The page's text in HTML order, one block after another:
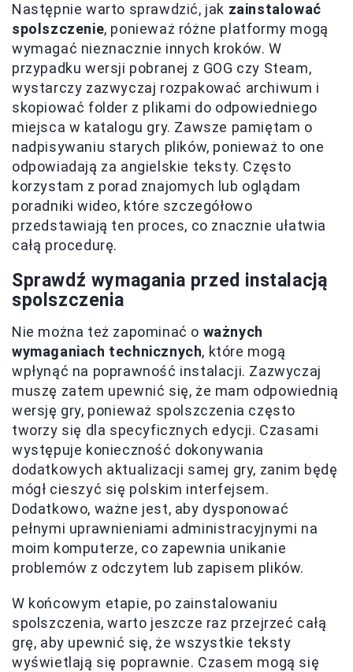
Następnie warto sprawdzić, jak zainstalować
spolszczenie, ponieważ różne platformy mogą
wymagać nieznacznie innych kroków. W
przypadku wersji pobranej z GOG czy Steam,
wystarczy zazwyczaj rozpakować archiwum i
skopiować folder z plikami do odpowiedniego
miejsca w katalogu gry. Zawsze pamiętam o
nadpisywaniu starych plików, ponieważ to one
odpowiadają za angielskie teksty. Często
korzystam z porad znajomych lub oglądam
poradniki wideo, które szczegółowo
przedstawiają ten proces, co znacznie ułatwia
całą procedurę.
Sprawdź wymagania przed instalacją
spolszczenia
Nie można też zapominać o ważnych
wymaganiach technicznych, które mogą
wpłynąć na poprawność instalacji. Zazwyczaj
muszę zatem upewnić się, że mam odpowiednią
wersję gry, ponieważ spolszczenia często
tworzy się dla specyficznych edycji. Czasami
występuje konieczność dokonywania
dodatkowych aktualizacji samej gry, zanim będę
mógł cieszyć się polskim interfejsem.
Dodatkowo, ważne jest, aby dysponować
pełnymi uprawnieniami administracyjnymi na
moim komputerze, co zapewnia unikanie
problemów z odczytem lub zapisem plików.
W końcowym etapie, po zainstalowaniu
spolszczenia, warto jeszcze raz przejrzeć całą
grę, aby upewnić się, że wszystkie teksty
wyświetlają się poprawnie. Czasem mogą się